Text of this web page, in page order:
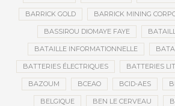
BARRICK GOLD BARRICK MINING
BASSIROU DIOMAYE FAYE
BATAILLE INFORMATIONNELLE
BATTERIES ÉLECTRIQUES BATTERIES
BAZOUM BCEAO BCID-AES
BELGIQUE BEN LE CERVEAU